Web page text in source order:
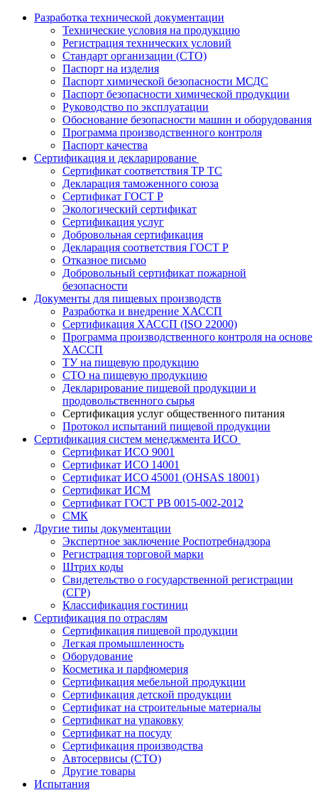
Разработка технической документации
Технические условия на продукцию
Регистрация технических условий
Стандарт организации (СТО)
Паспорт на изделия
Паспорт химической безопасности МСДС
Паспорт безопасности химической продукции
Руководство по эксплуатации
Обоснование безопасности машин и оборудования
Программа производственного контроля
Паспорт качества
Сертификация и декларирование
Сертификат соответствия ТР ТС
Декларация таможенного союза
Сертификат ГОСТ Р
Экологический сертификат
Сертификация услуг
Добровольная сертификация
Декларация соответствия ГОСТ Р
Отказное письмо
Добровольный сертификат пожарной
безопасности
Документы для пищевых производств
Разработка и внедрение ХАССП
Сертификация ХАССП (ISO 22000)
Программа производственного контроля на основе
ХАССП
ТУ на пищевую продукцию
СТО на пищевую продукцию
Декларирование пищевой продукции и
продовольственного сырья
Сертификация услуг общественного питания
Протокол испытаний пищевой продукции
Сертификация систем менеджмента ИСО
Сертификат ИСО 9001
Сертификат ИСО 14001
Сертификат ИСО 45001 (OHSAS 18001)
Сертификат ИСМ
Сертификат ГОСТ РВ 0015-002-2012
СМК
Другие типы документации
Экспертное заключение Роспотребнадзора
Регистрация торговой марки
Штрих коды
Свидетельство о государственной регистрации
(СГР)
Классификация гостиниц
Сертификация по отраслям
Сертификация пищевой продукции
Легкая промышленность
Оборудование
Косметика и парфюмерия
Сертификация мебельной продукции
Сертификация детской продукции
Сертификат на строительные материалы
Сертификат на упаковку
Сертификат на посуду
Сертификация производства
Автосервисы (СТО)
Другие товары
Испытания